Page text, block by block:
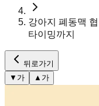
강아지 폐동맥
타이밍까지
뒤로가기
▼ 가 ▲ 가